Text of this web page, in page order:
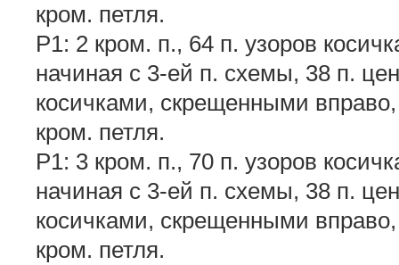
кром. петля.
Р1: 2 кром. п., 64 п. узоров
начиная с 3-ей п. схемы, 38 п.
косичками, скрещенными
кром. петля.
Р1: 3 кром. п., 70 п. узоров
начиная с 3-ей п. схемы, 38 п.
косичками, скрещенными
кром. петля.